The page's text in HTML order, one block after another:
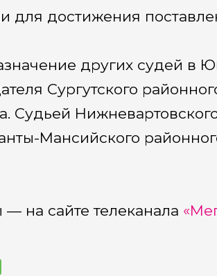
для достижения
других судей в
Сургутского
Нижневартовского
Мансийского
на сайте телеканала